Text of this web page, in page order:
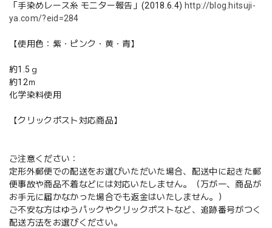
「手染めレース糸 モニター報告」(2018.6.4) http://blog.hitsuji-
ya.com/?eid=284
【使用色：紫・ピンク・黄・青】
約1.5ｇ
約12ｍ
化学染料使用
【クリックポスト対応商品】
ご注意ください：
定形外郵便での配送をお選びいただいた場合、配送中に起きた郵
便事故や商品不着などには対応いたしません。（万が一、商品が
お手元に届かなかった場合でも返金はいたしません。）
ご不安な方はゆうパックやクリックポストなど、追跡番号がつく
配送方法をお選びください。